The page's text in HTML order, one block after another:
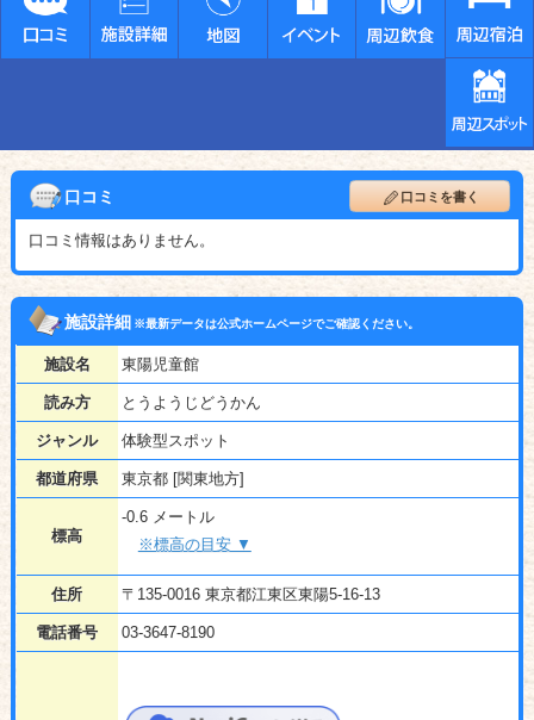
口コミ 口コミを書く
口コミ情報はありません。
施設詳細※最新データは公式ホームページでご確認ください。
施設名 東陽児童館
読み方 とうようじどうかん
ジャンル 体験型スポット
都道府県 東京都 [関東地方]
標高
-0.6 メートル
※標高の目安 ▼
住所 〒135-0016 東京都江東区東陽5-16-13
電話番号 03-3647-8190